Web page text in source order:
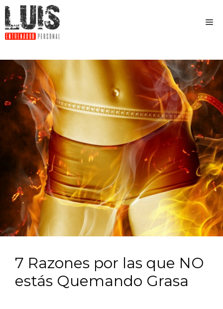
7 Razones por las que NO
estás Quemando Grasa